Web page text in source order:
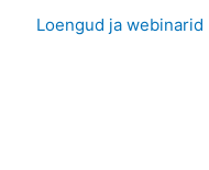
Loengud ja webinarid